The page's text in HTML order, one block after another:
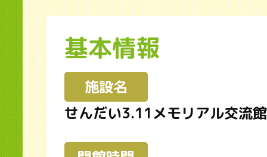
基本情報
施設名
せんだい3.11メモリアル交流館